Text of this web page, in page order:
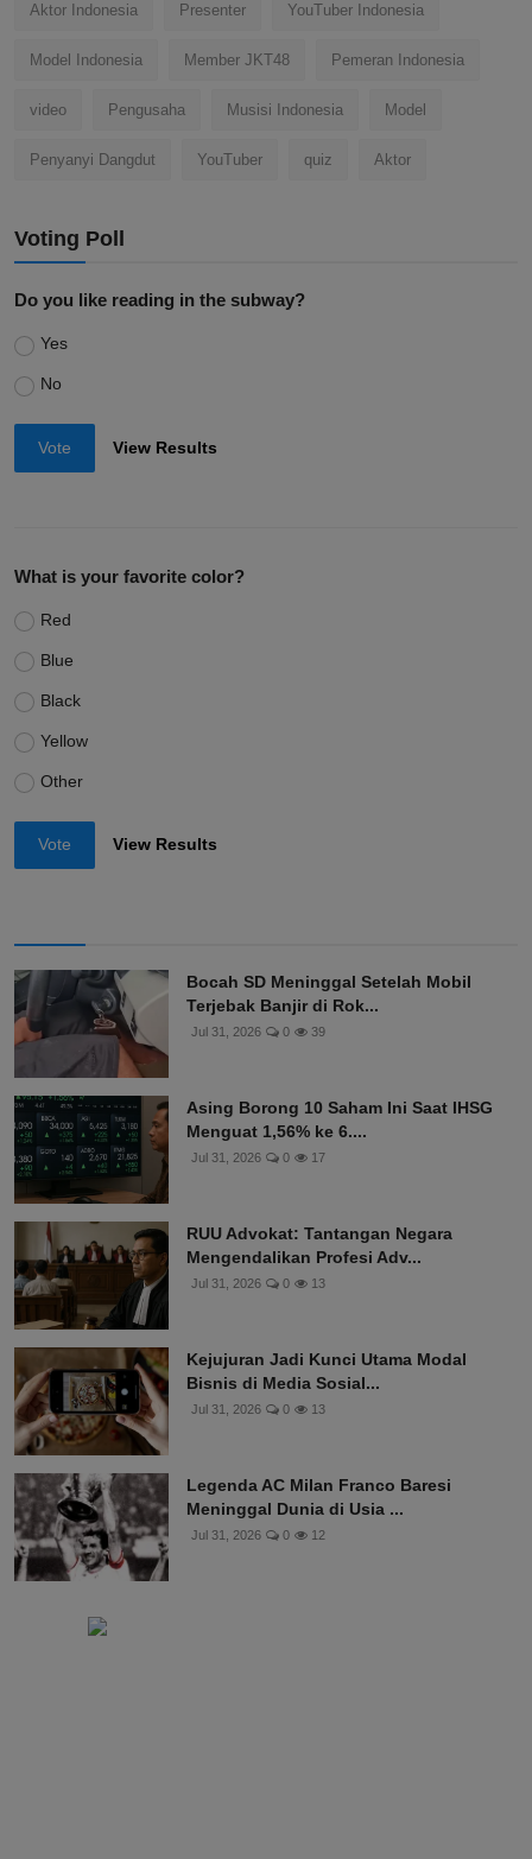
Aktor Indonesia Presenter YouTuber Indonesia
Model Indonesia Member JKT48 Pemeran Indonesia
video Pengusaha Musisi Indonesia Model
Penyanyi Dangdut YouTuber quiz Aktor
Voting Poll
Do you like reading in the subway?
Yes
No
Vote View Results
What is your favorite color?
Red
Blue
Black
Yellow
Other
Vote View Results
Bocah SD Meninggal Setelah Mobil
Terjebak Banjir di Rok...
Jul 31, 2026 0 39
Asing Borong 10 Saham Ini Saat IHSG
Menguat 1,56% ke 6....
Jul 31, 2026 0 17
RUU Advokat: Tantangan Negara
Mengendalikan Profesi Adv...
Jul 31, 2026 0 13
Kejujuran Jadi Kunci Utama Modal
Bisnis di Media Sosial...
Jul 31, 2026 0 13
Legenda AC Milan Franco Baresi
Meninggal Dunia di Usia ...
Jul 31, 2026 0 12